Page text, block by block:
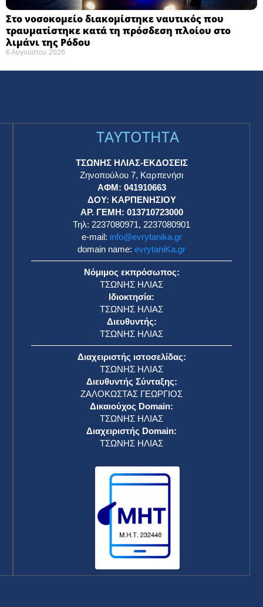
Στο νοσοκομείο διακομίστηκε ναυτικός που
τραυματίστηκε κατά τη πρόσδεση πλοίου στο
λιμάνι της Ρόδου
6 Αυγούστου 2026
TAYTOTHTA
ΤΣΩΝΗΣ ΗΛΙΑΣ-ΕΚΔΟΣΕΙΣ
Ζηνοπούλου 7, Καρπενήσι
ΑΦΜ: 041910663
ΔΟΥ: ΚΑΡΠΕΝΗΣΙΟΥ
ΑΡ. ΓΕΜΗ: 013710723000
Τηλ: 2237080971, 2237080901
e-mail: info@evrytanika.gr
domain name: evrytaniKa.gr
Νόμιμος εκπρόσωπος:
ΤΣΩΝΗΣ ΗΛΙΑΣ
Ιδιοκτησία:
ΤΣΩΝΗΣ ΗΛΙΑΣ
Διευθυντής:
ΤΣΩΝΗΣ ΗΛΙΑΣ
Διαχειριστής ιστοσελίδας:
ΤΣΩΝΗΣ ΗΛΙΑΣ
Διευθυντής Σύνταξης:
ΖΑΛΟΚΩΣΤΑΣ ΓΕΩΡΓΙΟΣ
Δικαιούχος Domain:
ΤΣΩΝΗΣ ΗΛΙΑΣ
Διαχειριστής Domain:
ΤΣΩΝΗΣ ΗΛΙΑΣ